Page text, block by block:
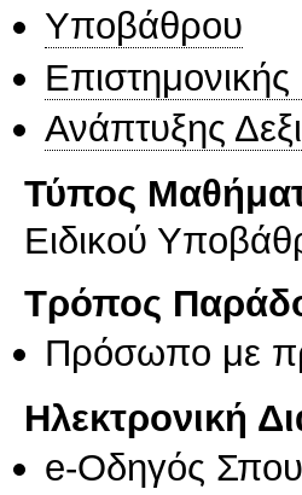
Υποβάθρου
Ανάπτυξης
Τύπος
Ειδικού
Τρόπος
Πρόσωπο με
Ηλεκτρονική
e-Οδηγός